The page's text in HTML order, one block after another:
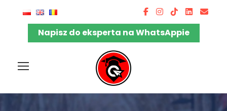
Napisz do eksperta na WhatsAppie